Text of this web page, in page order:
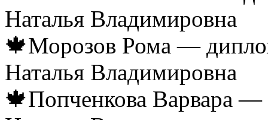
Наталья Владимировна
🍁Морозов Рома —
Наталья Владимировна
🍁Попченкова Варвара